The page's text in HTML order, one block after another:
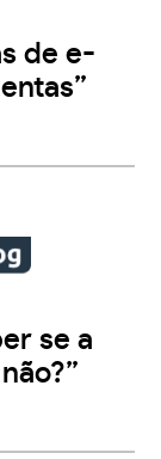
de e-
se a